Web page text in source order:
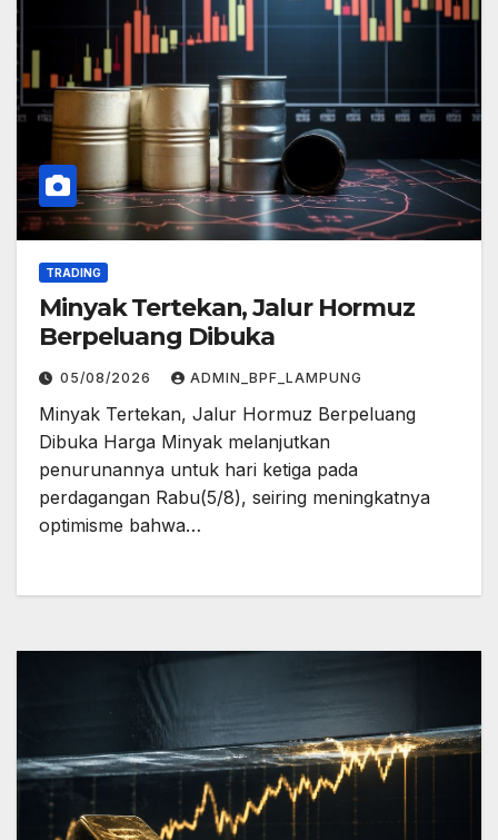
TRADING
Minyak Tertekan, Jalur Hormuz
Berpeluang Dibuka
05/08/2026 ADMIN_BPF_LAMPUNG
Minyak Tertekan, Jalur Hormuz Berpeluang
Dibuka Harga Minyak melanjutkan
penurunannya untuk hari ketiga pada
perdagangan Rabu(5/8), seiring meningkatnya
optimisme bahwa…